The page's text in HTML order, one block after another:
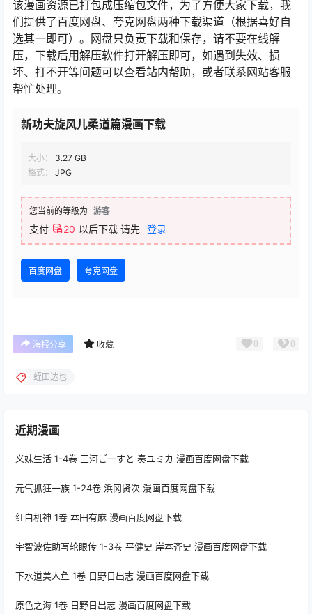
该漫画资源已打包成压缩包文件，为了方便大家下载，我
们提供了百度网盘、夸克网盘两种下载渠道（根据喜好自
选其一即可）。网盘只负责下载和保存，请不要在线解
压，下载后用解压软件打开解压即可，如遇到失效、损
坏、打不开等问题可以查看站内帮助，或者联系网站客服
帮忙处理。
新功夫旋风儿柔道篇漫画下载
大小：
3.27 GB
格式：
JPG
您当前的等级为 游客
支付 20 以后下载 请先 登录
百度网盘 夸克网盘
海报分享 收藏 0 0
蛭田达也
近期漫画
义妹生活 1-4卷 三河ごーすと 奏ユミカ 漫画百度网盘下载
元气抓狂一族 1-24卷 浜冈贤次 漫画百度网盘下载
红白机神 1卷 本田有麻 漫画百度网盘下载
宇智波佐助写轮眼传 1-3卷 平健史 岸本齐史 漫画百度网盘下载
下水道美人鱼 1卷 日野日出志 漫画百度网盘下载
原色之海 1卷 日野日出志 漫画百度网盘下载